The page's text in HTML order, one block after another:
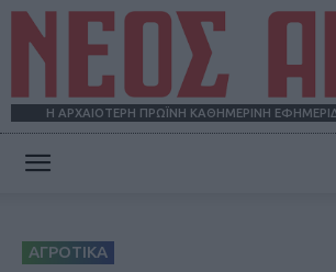
Η ΑΡΧΑΙΟΤΕΡΗ ΠΡΩΪΝΗ ΚΑΘΗΜΕΡΙΝΗ
ΑΓΡΟΤΙΚΑ